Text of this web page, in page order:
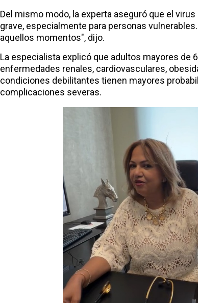
Del mismo modo, la experta aseguró que el
grave, especialmente para personas
aquellos momentos", dijo.
La especialista explicó que adultos mayores de
enfermedades renales, cardiovasculares,
condiciones debilitantes tienen mayores
complicaciones severas.